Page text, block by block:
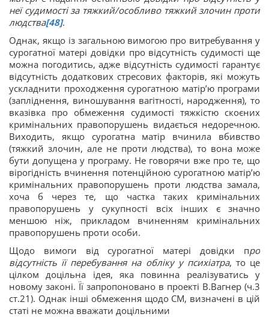
неї судимості за тяжкий/особливо тяжкий злочин проти
людства[48].
Однак, якщо із загальною вимогою про витребування у
сурогатної матері довідки про відсутність судимості ще
можна погодитись, адже відсутність судимості гарантує
відсутність додаткових стресових факторів, які можуть
ускладнити проходження сурогатною матір’ю програми
(запліднення, виношування вагітності, народження), то
вказівка про обмеження судимості тяжкістю скоєних
кримінальних правопорушень видається недоречною.
Виходить, якщо сурогатна матір вчинила вбивство
(тяжкий злочин, але не проти людства), то вона може
бути допущена у програму. Не говорячи вже про те, що
вірогідність вчинення потенційною сурогатною матір’ю
кримінальних правопорушень проти людства замала,
хоча б через те, що частка таких кримінальних
правопорушень у сукупності всіх інших є значно
меншою ніж, прикладом вчиненням кримінальних
правопорушень проти особи.
Щодо вимоги від сурогатної матері довідки про
відсутність її перебування на обліку у психіатра, то це
цілком доцільна ідея, яка повинна реалізуватись у
новому законі. Її запропоновано в проекті В.Вагнер (ч.3
ст.21). Однак інші обмеження щодо СМ, визначені в цій
статі не можна вважати доцільними